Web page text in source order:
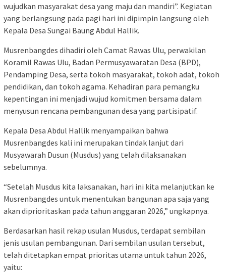
wujudkan masyarakat desa yang maju dan mandiri”. Kegiatan
yang berlangsung pada pagi hari ini dipimpin langsung oleh
Kepala Desa Sungai Baung Abdul Hallik.
Musrenbangdes dihadiri oleh Camat Rawas Ulu, perwakilan
Koramil Rawas Ulu, Badan Permusyawaratan Desa (BPD),
Pendamping Desa, serta tokoh masyarakat, tokoh adat, tokoh
pendidikan, dan tokoh agama. Kehadiran para pemangku
kepentingan ini menjadi wujud komitmen bersama dalam
menyusun rencana pembangunan desa yang partisipatif.
Kepala Desa Abdul Hallik menyampaikan bahwa
Musrenbangdes kali ini merupakan tindak lanjut dari
Musyawarah Dusun (Musdus) yang telah dilaksanakan
sebelumnya.
“Setelah Musdus kita laksanakan, hari ini kita melanjutkan ke
Musrenbangdes untuk menentukan bangunan apa saja yang
akan diprioritaskan pada tahun anggaran 2026,” ungkapnya.
Berdasarkan hasil rekap usulan Musdus, terdapat sembilan
jenis usulan pembangunan. Dari sembilan usulan tersebut,
telah ditetapkan empat prioritas utama untuk tahun 2026,
yaitu: